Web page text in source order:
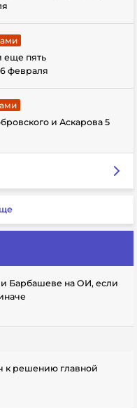
еще пять
февраля
и Аскарова 5
Барбашеве на ОИ, если
к решению главной